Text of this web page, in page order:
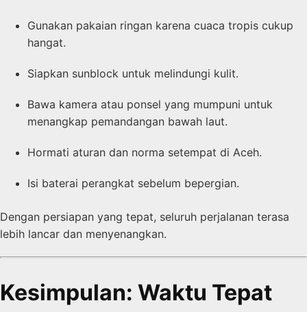
Gunakan pakaian ringan karena cuaca tropis cukup
hangat.
Siapkan sunblock untuk melindungi kulit.
Bawa kamera atau ponsel yang mumpuni untuk
menangkap pemandangan bawah laut.
Hormati aturan dan norma setempat di Aceh.
Isi baterai perangkat sebelum bepergian.
Dengan persiapan yang tepat, seluruh perjalanan terasa
lebih lancar dan menyenangkan.
Kesimpulan: Waktu Tepat